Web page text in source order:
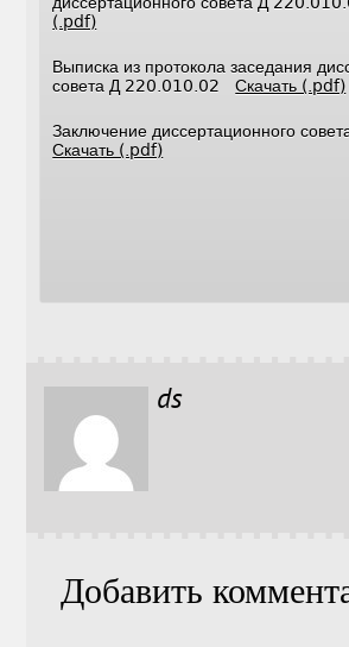
(.pdf)
Выписка из протокола заседания
совета Д 220.010.02Скачать (.pdf)
Заключение диссертационного
Скачать (.pdf)
ds
Добавить